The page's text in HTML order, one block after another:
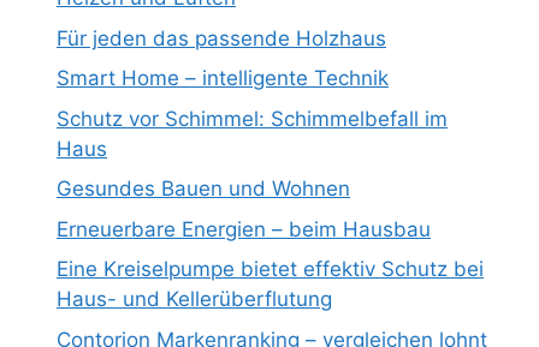
Für jeden das passende Holzhaus
Smart Home – intelligente Technik
Schutz vor Schimmel: Schimmelbefall im
Haus
Gesundes Bauen und Wohnen
Erneuerbare Energien – beim Hausbau
Eine Kreiselpumpe bietet effektiv Schutz bei
Haus- und Kellerüberflutung
Contorion Markenranking – vergleichen lohnt